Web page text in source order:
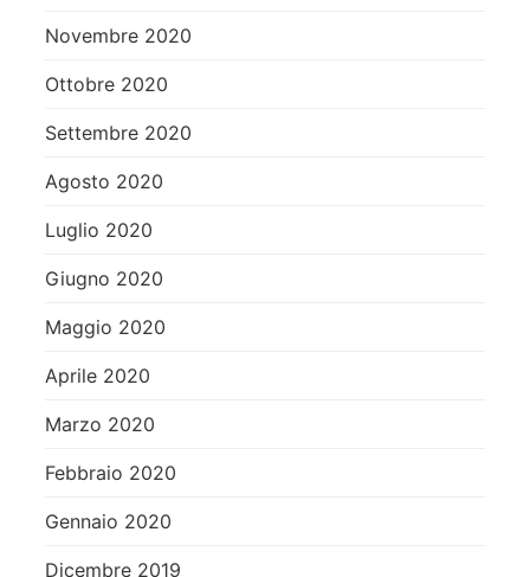
Novembre 2020
Ottobre 2020
Settembre 2020
Agosto 2020
Luglio 2020
Giugno 2020
Maggio 2020
Aprile 2020
Marzo 2020
Febbraio 2020
Gennaio 2020
Dicembre 2019